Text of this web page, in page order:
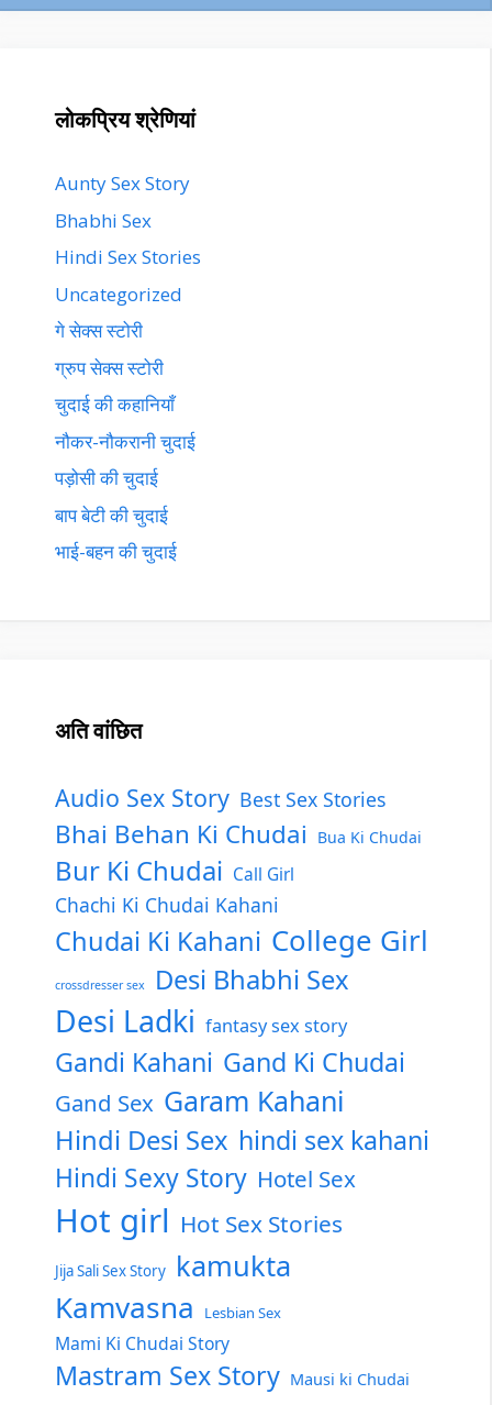
लोकप्रिय श्रेणियां
Aunty Sex Story
Bhabhi Sex
Hindi Sex Stories
Uncategorized
गे सेक्स स्टोरी
ग्रुप सेक्स स्टोरी
चुदाई की कहानियाँ
नौकर-नौकरानी चुदाई
पड़ोसी की चुदाई
बाप बेटी की चुदाई
भाई-बहन की चुदाई
अति वांछित
Audio Sex Story Best Sex Stories
Bhai Behan Ki Chudai Bua Ki Chudai
Bur Ki Chudai Call Girl
Chachi Ki Chudai Kahani
Chudai Ki Kahani College Girl
crossdresser sex Desi Bhabhi Sex
Desi Ladki fantasy sex story
Gandi Kahani Gand Ki Chudai
Gand Sex Garam Kahani
Hindi Desi Sex hindi sex kahani
Hindi Sexy Story Hotel Sex
Hot girl Hot Sex Stories
Jija Sali Sex Story kamukta
Kamvasna Lesbian Sex
Mami Ki Chudai Story
Mastram Sex Story Mausi ki Chudai